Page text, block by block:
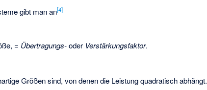
gibt man an[4]
= Übertragungs-oder Verstärkungsfaktor.
Größen sind, von denen die Leistung quadratisch abhängt.